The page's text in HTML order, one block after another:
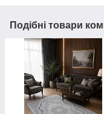
Подібні товари